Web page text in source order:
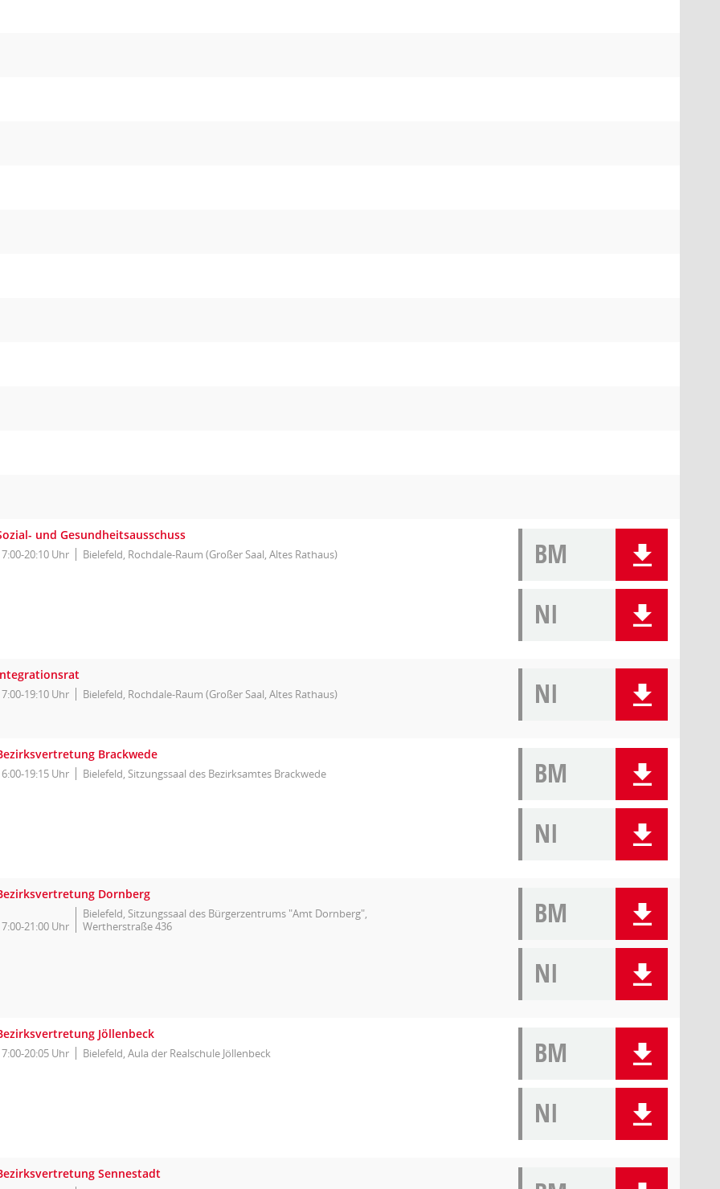
und Gesundheitsausschuss
20:10 Uhr Bielefeld, Rochdale-Raum (Großer Saal, Altes Rathaus)
BM
NI
19:10 Uhr Bielefeld, Rochdale-Raum (Großer Saal, Altes Rathaus) NI
Brackwede
19:15 Uhr Bielefeld, Sitzungssaal des Bezirksamtes Brackwede
BM
NI
Dornberg
21:00 Uhr
Bielefeld, Sitzungssaal des Bürgerzentrums "Amt Dornberg",
Wertherstraße 436
BM
NI
Jöllenbeck
20:05 Uhr Bielefeld, Aula der Realschule Jöllenbeck
BM
NI
Sennestadt